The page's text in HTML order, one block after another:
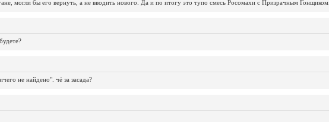
могли бы его вернуть, а не вводить нового. Да и по итогу это тупо смесь Росомахи с Призрачным Гонщиком.
не найдено". чё за засада?